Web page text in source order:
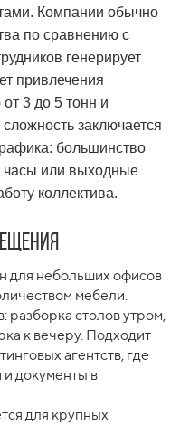
Компании обычно
по сравнению с
генерирует
привлечения
3 до 5 тонн и
заключается
большинство
часы или выходные
коллектива.
для небольших офисов
мебели.
разборка столов утром,
к вечеру. Подходит
агентств, где
и документы в
для крупных